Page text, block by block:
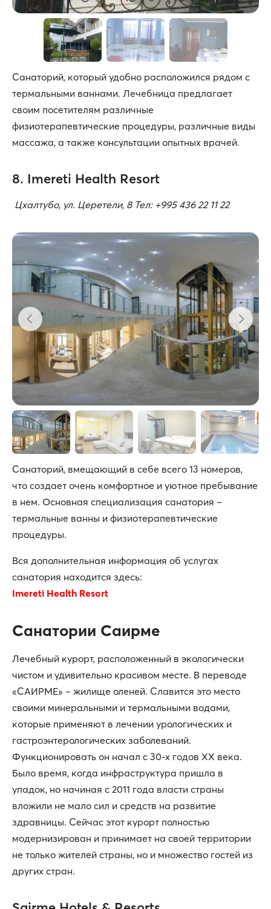
Санаторий, который удобно расположился рядом с
термальными ваннами. Лечебница предлагает
своим посетителям различные
физиотерапевтические процедуры, различные виды
массажа, а также консультации опытных врачей.
8. Imereti Health Resort
Цхалтубо, ул. Церетели, 8 Тел: +995 436 22 11 22
Санаторий, вмещающий в себе всего 13 номеров,
что создает очень комфортное и уютное пребывание
в нем. Основная специализация санатория –
термальные ванны и физиотерапевтические
процедуры.
Вся дополнительная информация об услугах
санатория находится здесь:
Imereti Health Resort
Санатории Саирме
Лечебный курорт, расположенный в экологически
чистом и удивительно красивом месте. В переводе
«САИРМЕ» – жилище оленей. Славится это место
своими минеральными и термальными водами,
которые применяют в лечении урологических и
гастроэнтерологических заболеваний.
Функционировать он начал с 30-х годов XX века.
Было время, когда инфраструктура пришла в
упадок, но начиная с 2011 года власти страны
вложили не мало сил и средств на развитие
здравницы. Сейчас этот курорт полностью
модернизирован и принимает на своей территории
не только жителей страны, но и множество гостей из
других стран.